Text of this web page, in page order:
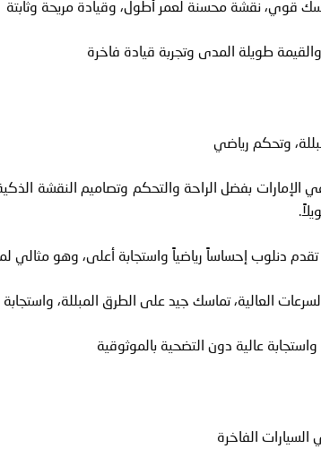
قوي، نقشة محسنة لعمر أطول، وقيادة مريحة وثابتة
طويلة المدى وتجربة قيادة فاخرة
وتحكم رياضي
الإمارات بفضل الراحة والتحكم وتصاميم النقشة
دنلوب إحساساً رياضياً واستجابة أعلى، وهو مثالي
العالية، تماسك جيد على الطرق المبللة،
عالية دون التضحية بالموثوقية
السيارات الفاخرة